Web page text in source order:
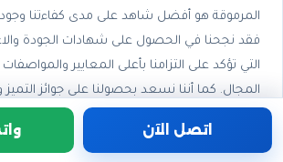
المرموقة هو أفضل شاهد على مدى كفاءتنا
فقد نجحنا في الحصول على شهادات الجودة
التي تؤكد على التزامنا بأعلى المعايير
المجال. كما أننا نسعد بحصولنا على جوائز التميز
العديد من الجهات المرموقة على مستوى
لا ينفصل نجاحنا عن خبرتنا الواسعة
اتصل الآن